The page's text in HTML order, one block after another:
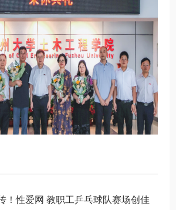
！性爱网 教职工乒乓球队赛场创佳